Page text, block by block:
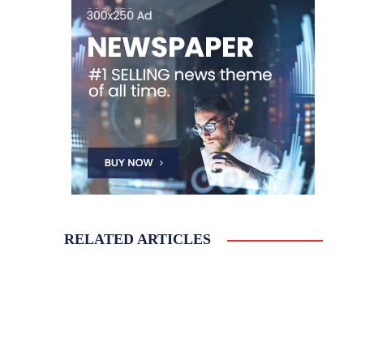
RELATED ARTICLES